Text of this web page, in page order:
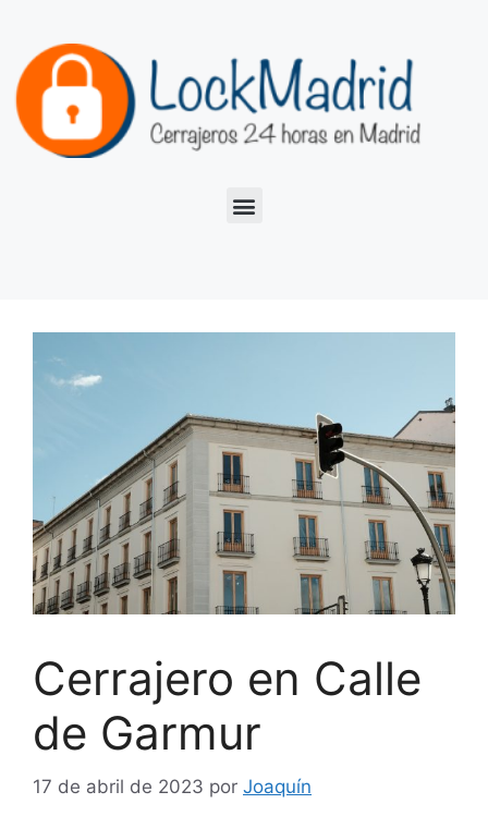
Cerrajero en Calle
de Garmur
17 de abril de 2023 por Joaquín